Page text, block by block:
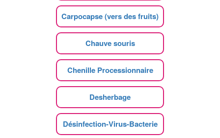
Carpocapse (vers des fruits)
Chauve souris
Chenille Processionnaire
Desherbage
Désinfection-Virus-Bacterie